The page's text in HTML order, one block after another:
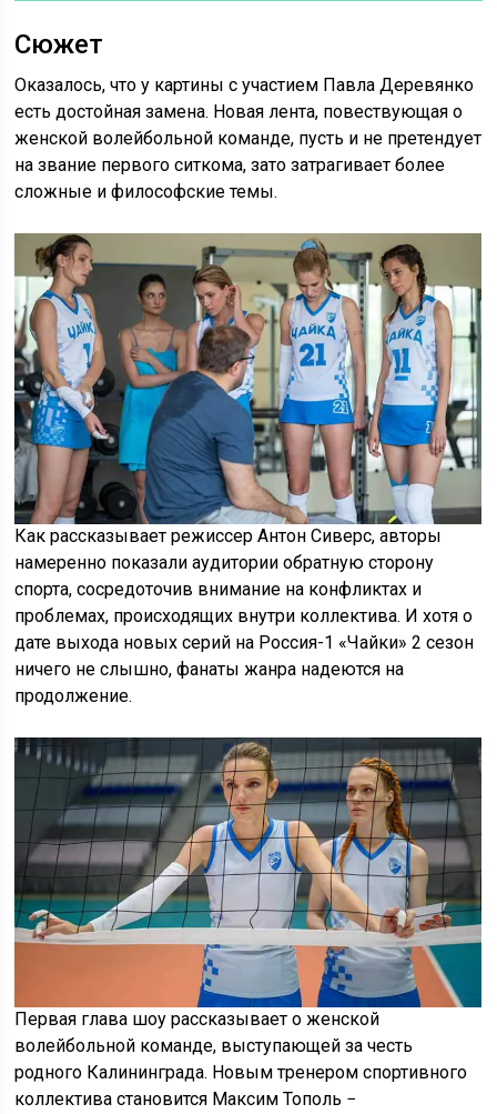
Сюжет
Оказалось, что у картины с участием Павла Деревянко
есть достойная замена. Новая лента, повествующая о
женской волейбольной команде, пусть и не претендует
на звание первого ситкома, зато затрагивает более
сложные и философские темы.
Как рассказывает режиссер Антон Сиверс, авторы
намеренно показали аудитории обратную сторону
спорта, сосредоточив внимание на конфликтах и
проблемах, происходящих внутри коллектива. И хотя о
дате выхода новых серий на Россия-1 «Чайки» 2 сезон
ничего не слышно, фанаты жанра надеются на
продолжение.
Первая глава шоу рассказывает о женской
волейбольной команде, выступающей за честь
родного Калининграда. Новым тренером спортивного
коллектива становится Максим Тополь −